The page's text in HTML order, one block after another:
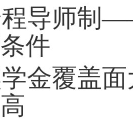
导师制
件
金覆盖